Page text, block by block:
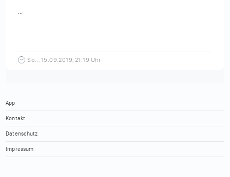
...
So.., 15.09.2019, 21:19 Uhr
App
Kontakt
Datenschutz
Impressum